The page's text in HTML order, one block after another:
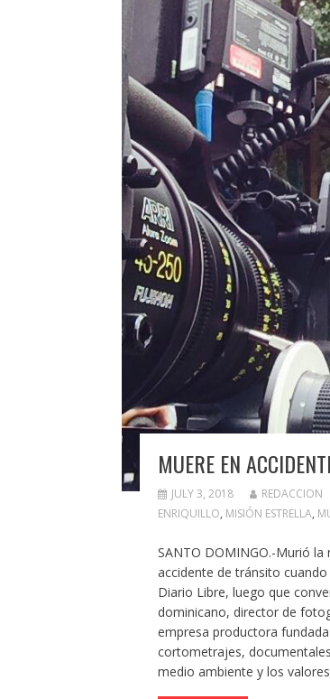
MUERE EN
JULY 3, 2018 REDACCION
ENRIQUILLO, MISIÓN ESTRELLA,
SANTO DOMINGO.-Murió
accidente de tránsito
Diario Libre, luego que
dominicano, director de
empresa productora
cortometrajes,
medio ambiente y los